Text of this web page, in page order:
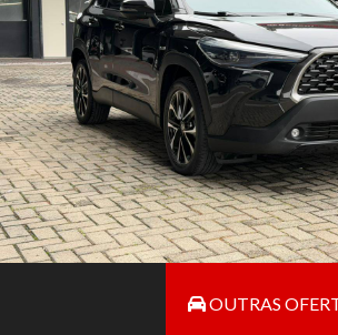
OUTRAS